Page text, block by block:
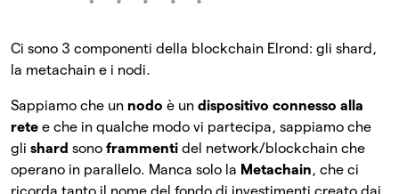
Ci sono 3 componenti della blockchain Elrond: gli shard,
la metachain e i nodi.
Sappiamo che un nodo è un dispositivo connesso alla
rete e che in qualche modo vi partecipa, sappiamo che
gli shard sono frammenti del network/blockchain che
operano in parallelo. Manca solo la Metachain, che ci